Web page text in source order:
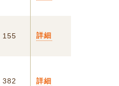
155 詳細
382 詳細